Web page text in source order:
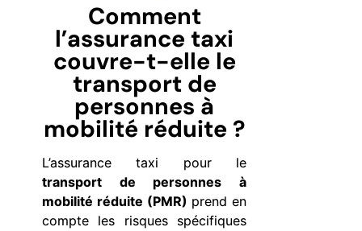
Comment
l’assurance taxi
couvre-t-elle le
transport de
personnes à
mobilité réduite ?
L’assurance taxi pour le
transport de personnes à
mobilité réduite (PMR) prend en
compte les risques spécifiques